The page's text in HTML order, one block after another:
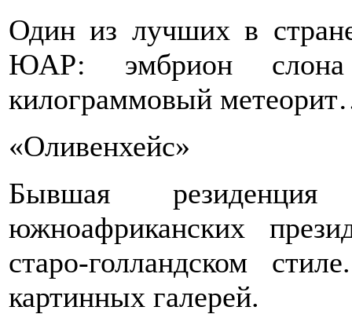
Один из лучших в
ЮАР: эмбрион
килограммовый
«Оливенхейс»
Бывшая
южноафриканских
старо-голландском
картинных галерей.